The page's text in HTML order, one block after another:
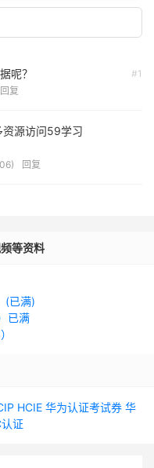
#1
呢？
回复
源访问59学习
回复
等资料
(已满)
已满
HCIE 华为认证考试券 华
证